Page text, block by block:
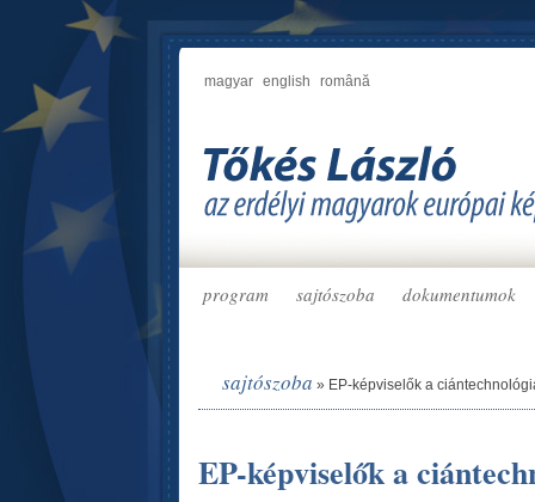
magyar english română
program sajtószoba dokumentumok
sajtószoba » EP-képviselők a
EP-képviselők a